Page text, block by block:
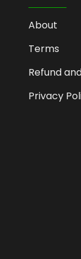
About
Terms
Refund
Privacy